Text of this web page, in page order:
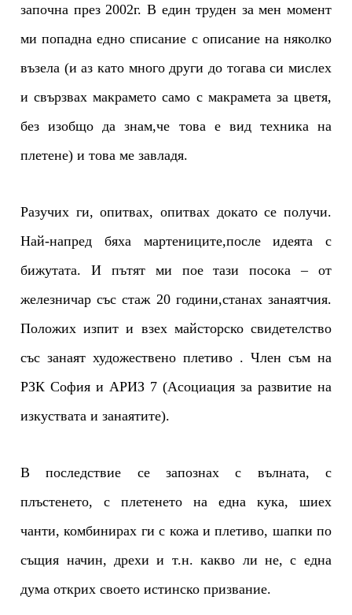
започна през 2002г. В един труден за мен момент
ми попадна едно списание с описание на няколко
възела (и аз като много други до тогава си мислех
и свързвах макрамето само с макрамета за цветя,
без изобщо да знам,че това е вид техника на
плетене) и това ме завладя.
Разучих ги, опитвах, опитвах докато се получи.
Най-напред бяха мартениците,после идеята с
бижутата. И пътят ми пое тази посока – от
железничар със стаж 20 години,станах занаятчия.
Положих изпит и взех майсторско свидетелство
със занаят художествено плетиво . Член съм на
РЗК София и АРИЗ 7 (Асоциация за развитие на
изкуствата и занаятите).
В последствие се запознах с вълната, с
плъстенето, с плетенето на една кука, шиех
чанти, комбинирах ги с кожа и плетиво, шапки по
същия начин, дрехи и т.н. какво ли не, с една
дума открих своето истинско призвание.